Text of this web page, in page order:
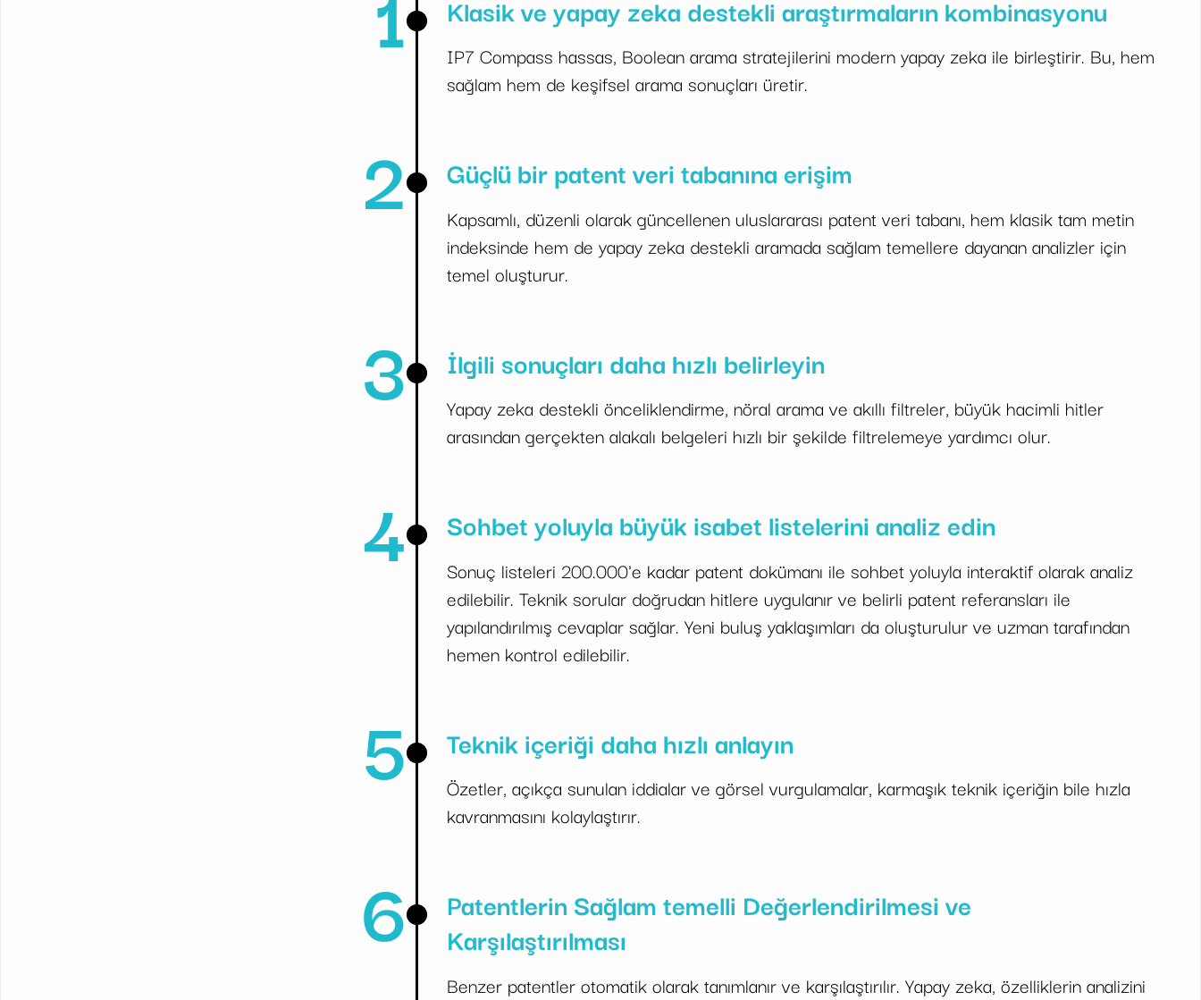
Klasik ve yapay zeka destekli araştırmaların kombinasyonu
IP7 Compass hassas, Boolean arama stratejilerini modern yapay zeka ile birleştirir. Bu, hem
sağlam hem de keşifsel arama sonuçları üretir.
2 Güçlü bir patent veri tabanına erişim
Kapsamlı, düzenli olarak güncellenen uluslararası patent veri tabanı, hem klasik tam metin
indeksinde hem de yapay zeka destekli aramada sağlam temellere dayanan analizler için
temel oluşturur.
3 İlgili sonuçları daha hızlı belirleyin
Yapay zeka destekli önceliklendirme, nöral arama ve akıllı filtreler, büyük hacimli hitler
arasından gerçekten alakalı belgeleri hızlı bir şekilde filtrelemeye yardımcı olur.
4 Sohbet yoluyla büyük isabet listelerini analiz edin
Sonuç listeleri 200.000'e kadar patent dokümanı ile sohbet yoluyla interaktif olarak analiz
edilebilir. Teknik sorular doğrudan hitlere uygulanır ve belirli patent referansları ile
yapılandırılmış cevaplar sağlar. Yeni buluş yaklaşımları da oluşturulur ve uzman tarafından
hemen kontrol edilebilir.
5 Teknik içeriği daha hızlı anlayın
Özetler, açıkça sunulan iddialar ve görsel vurgulamalar, karmaşık teknik içeriğin bile hızla
kavranmasını kolaylaştırır.
6
Patentlerin Sağlam temelli Değerlendirilmesi ve
Karşılaştırılması
Benzer patentler otomatik olarak tanımlanır ve karşılaştırılır. Yapay zeka, özelliklerin analizini